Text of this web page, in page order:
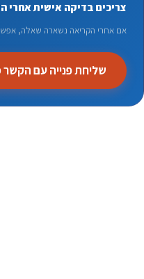
צריכים בדיקה אישית אחרי
אם אחרי הקריאה נשארה שאלה,
שליחת פנייה עם